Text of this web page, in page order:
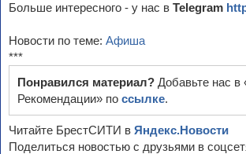
Больше интересного - у нас в Telegram
Новости по теме: Афиша
***
Понравился материал? Добавьте нас в
Рекомендации» по ссылке.
Читайте БрестСИТИ в Яндекс.Новости
Поделиться новостью с друзьями в